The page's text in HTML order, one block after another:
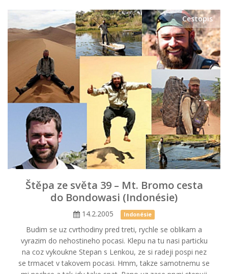
Cestopis
Štěpa ze světa 39 – Mt. Bromo cesta
do Bondowasi (Indonésie)
14.2.2005 Indonésie
Budim se uz cvrthodiny pred treti, rychle se oblikam a
vyrazim do nehostineho pocasi. Klepu na tu nasi particku
na coz vykoukne Stepan s Lenkou, ze si radeji pospi nez
se trmacet v takovem pocasi. Hmm, takze samotnemu se